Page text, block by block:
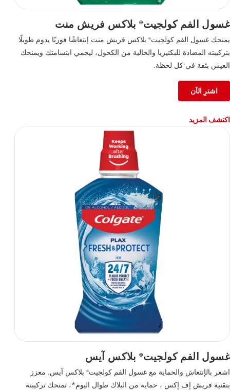
غسول الفم كولجيت®بلاكس فريش منت
يمنحك غسول الفم كولجيت® بلاكس فريش منت إنتعاشًا فوريًا يدوم طويلًا
بتركيبته المضادة للبكتيريا والخالية من الكحول، ليحمي ابتسامتك ويمنحك
العيش بثقة في كل لحظة.
اشترِ الآن
اكتشف المزيد
غسول الفم كولجيت®بلاكس آيس
اشعر بالإنتعاش والحماية مع غسول الفم كولجيت® بلاكس آيس. معزز
بتقنية فريش إف إكس ، حماية من البلاك طوال اليوم*، تمنحك تركيبته